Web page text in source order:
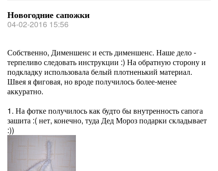
Новогодние сапожки
04-02-2016 15:56
Собственно, Дименшенс и есть дименшенс. Наше дело -
терпеливо следовать инструкции :) На обратную сторону и
подкладку использовала белый плотненький материал.
Швея я фиговая, но вроде получилось более-менее
аккуратно.
1. На фотке получилось как будто бы внутренность сапога
зашита :( нет, конечно, туда Дед Мороз подарки складывает
:))